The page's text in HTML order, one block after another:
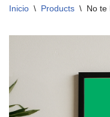
Inicio \ Products \ No te